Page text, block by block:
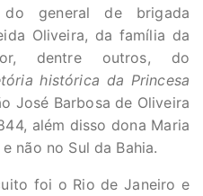
general de brigada
Oliveira, da família da
dentre outros, do
histórica da Princesa
José Barbosa de Oliveira
além disso dona Maria
não no Sul da Bahia.
foi o Rio de Janeiro e